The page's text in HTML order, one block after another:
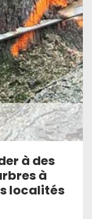
à des
à
localités